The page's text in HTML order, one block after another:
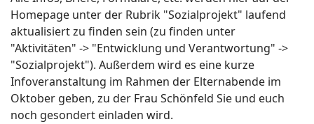
Homepage unter der Rubrik "Sozialprojekt" laufend
aktualisiert zu finden sein (zu finden unter
"Aktivitäten" -> "Entwicklung und Verantwortung" ->
"Sozialprojekt"). Außerdem wird es eine kurze
Infoveranstaltung im Rahmen der Elternabende im
Oktober geben, zu der Frau Schönfeld Sie und euch
noch gesondert einladen wird.